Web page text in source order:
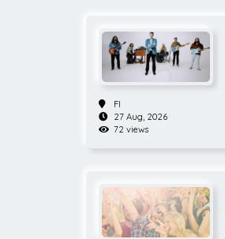
FI
27 Aug, 2026
72 views